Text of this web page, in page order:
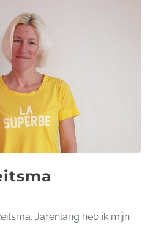
Jarenlang heb ik mijn